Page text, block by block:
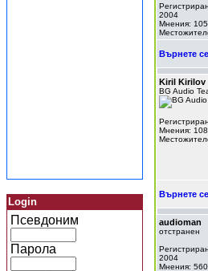
Login
Псевдоним
Парола
2004
Мнения:
Върнете
Kiril Kirilov
BG Audio
Мнения:
Върнете
audioman
отстранен
2004
Мнения: 560